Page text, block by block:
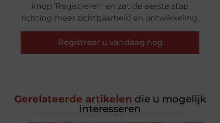
knop ‘Registreren’ en zet de eerste stap
richting meer zichtbaarheid en ontwikkeling.
Registreer u vandaag nog
Gerelateerde artikelen die u mogelijk
interesseren